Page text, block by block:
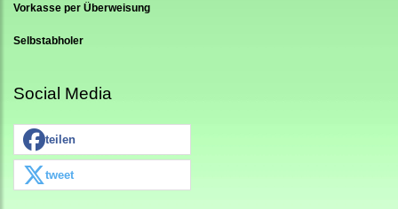
Vorkasse per Überweisung
Selbstabholer
Social Media
teilen
tweet